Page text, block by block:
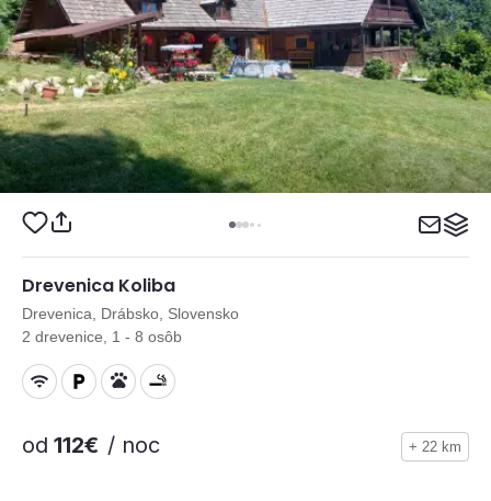
Drevenica Koliba
Drevenica, Drábsko, Slovensko
2 drevenice, 1 - 8 osôb
od 112€ / noc + 22 km